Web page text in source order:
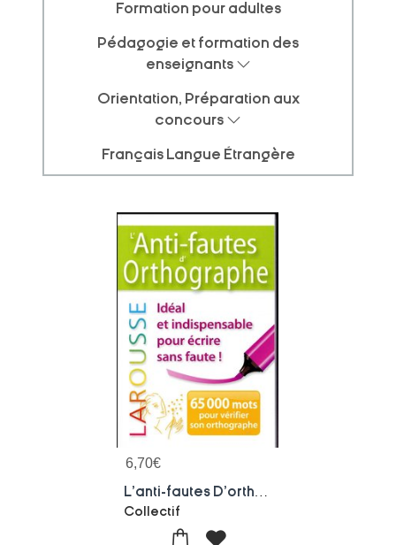
Formation pour adultes
Pédagogie et formation des
enseignants
Orientation, Préparation aux
concours
Français Langue Étrangère
6,70€
Collectif